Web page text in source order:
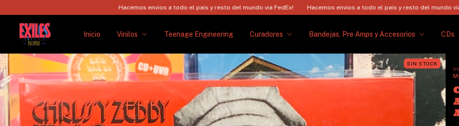
Hacemos envios a todo el pais y resto del mundo via FedEx! Hacemos envios a todo el pais y resto del mundo via FedEx!
Inicio Vinilos Teenage Engineering Curadores Bandejas, Pre Amps y Accesorios CDs
SIN STOCK